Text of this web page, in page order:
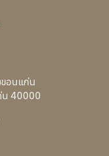
อนแก่น
น 40000